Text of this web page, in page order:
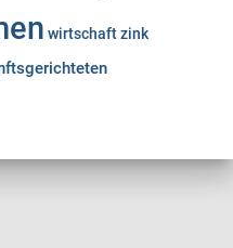
wirtschaftzink